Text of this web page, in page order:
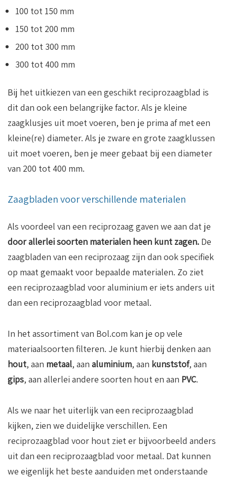
100 tot 150 mm
150 tot 200 mm
200 tot 300 mm
300 tot 400 mm
Bij het uitkiezen van een geschikt reciprozaagblad is
dit dan ook een belangrijke factor. Als je kleine
zaagklusjes uit moet voeren, ben je prima af met een
kleine(re) diameter. Als je zware en grote zaagklussen
uit moet voeren, ben je meer gebaat bij een diameter
van 200 tot 400 mm.
Zaagbladen voor verschillende materialen
Als voordeel van een reciprozaag gaven we aan dat je
door allerlei soorten materialen heen kunt zagen. De
zaagbladen van een reciprozaag zijn dan ook specifiek
op maat gemaakt voor bepaalde materialen. Zo ziet
een reciprozaagblad voor aluminium er iets anders uit
dan een reciprozaagblad voor metaal.
In het assortiment van Bol.com kan je op vele
materiaalsoorten filteren. Je kunt hierbij denken aan
hout, aan metaal, aan aluminium, aan kunststof, aan
gips, aan allerlei andere soorten hout en aan PVC.
Als we naar het uiterlijk van een reciprozaagblad
kijken, zien we duidelijke verschillen. Een
reciprozaagblad voor hout ziet er bijvoorbeeld anders
uit dan een reciprozaagblad voor metaal. Dat kunnen
we eigenlijk het beste aanduiden met onderstaande